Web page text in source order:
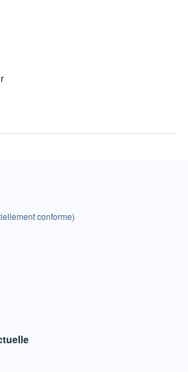
conforme)